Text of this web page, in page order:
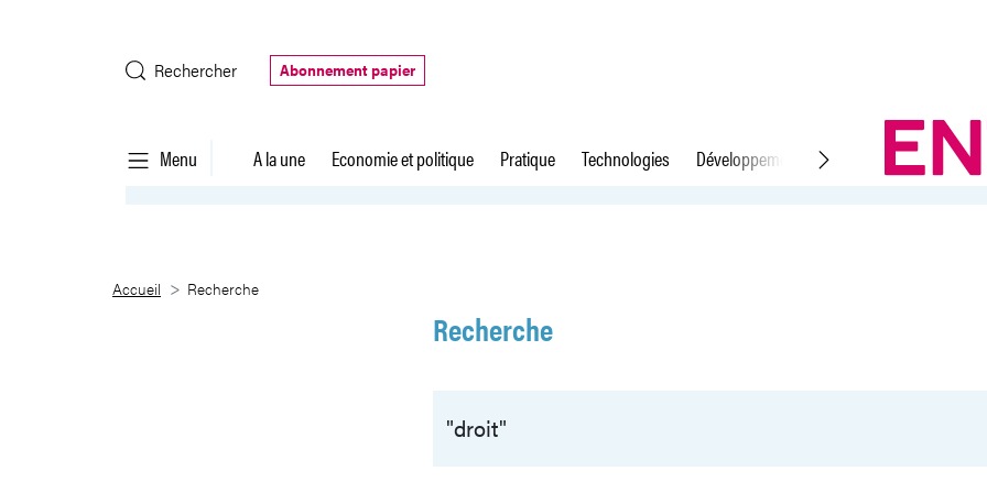
Rechercher
Abonnement papier
Menu A la une Economie et politique Pratique Technologies Développement durable Droit du travail
Recherche
Accueil Recherche
Recherche